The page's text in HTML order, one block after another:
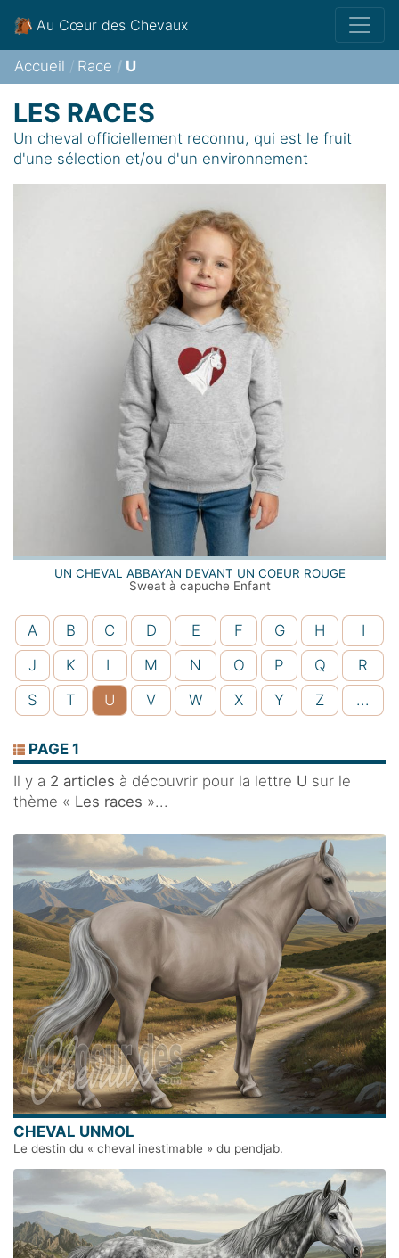
Au Cœur des Chevaux
Accueil Race U
LES RACES
Un cheval officiellement reconnu, qui est le fruit
d'une sélection et/ou d'un environnement
UN CHEVAL ABBAYAN DEVANT UN COEUR ROUGE
Sweat à capuche Enfant
A B C D E F G H
I
J
K L M N O P Q
R
S
T U V W X Y Z ...
PAGE 1
Il y a 2 articles à découvrir pour la lettre U sur le
thème « Les races »...
CHEVAL UNMOL
Le destin du « cheval inestimable » du pendjab.